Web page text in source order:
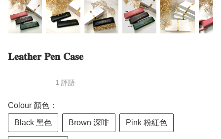
𝐋𝐞𝐚𝐭𝐡𝐞𝐫 𝐏𝐞𝐧 𝐂𝐚𝐬𝐞
1 評語
Colour 顏色：
Black 黑色 Brown 深啡 Pink 粉紅色